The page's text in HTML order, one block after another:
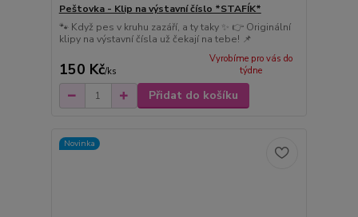
Peštovka - Klip na výstavní číslo *STAFÍK*
🐾 Když pes v kruhu zazáří, a ty taky ✨ 👉 Originální
klipy na výstavní čísla už čekají na tebe! 📌
150 Kč/ks
Vyrobíme pro vás do
týdne
Přidat do košíku
Novinka